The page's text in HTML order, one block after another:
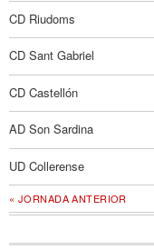
CD Riudoms
CD Sant Gabriel
CD Castellón
AD Son Sardina
UD Collerense
« JORNADA ANTERIOR